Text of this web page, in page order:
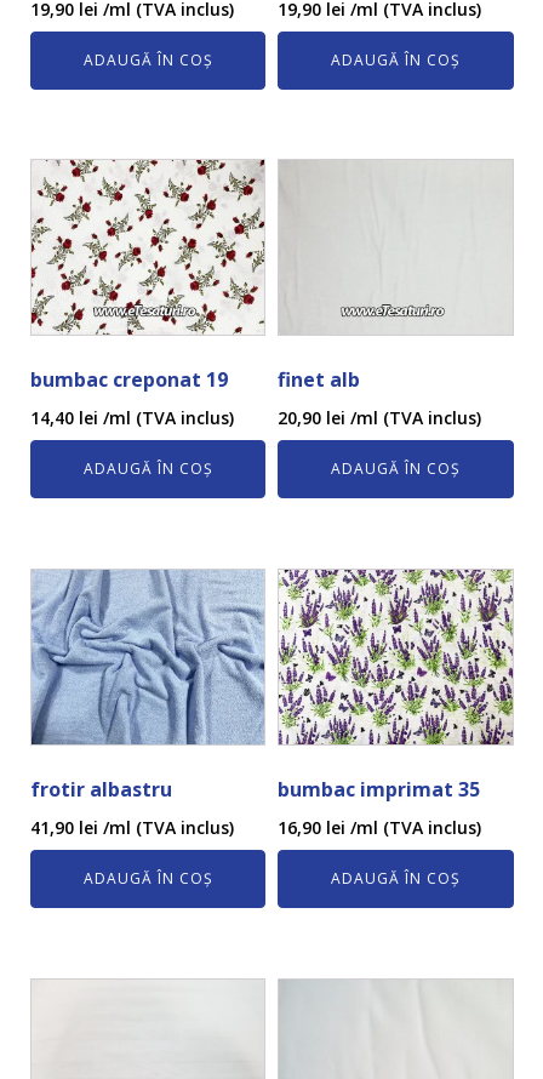
19,90 lei /ml (TVA inclus)
ADAUGĂ ÎN COȘ
19,90 lei /ml (TVA inclus)
ADAUGĂ ÎN COȘ
bumbac creponat 19
14,40 lei /ml (TVA inclus)
ADAUGĂ ÎN COȘ
finet alb
20,90 lei /ml (TVA inclus)
ADAUGĂ ÎN COȘ
frotir albastru
41,90 lei /ml (TVA inclus)
ADAUGĂ ÎN COȘ
bumbac imprimat 35
16,90 lei /ml (TVA inclus)
ADAUGĂ ÎN COȘ